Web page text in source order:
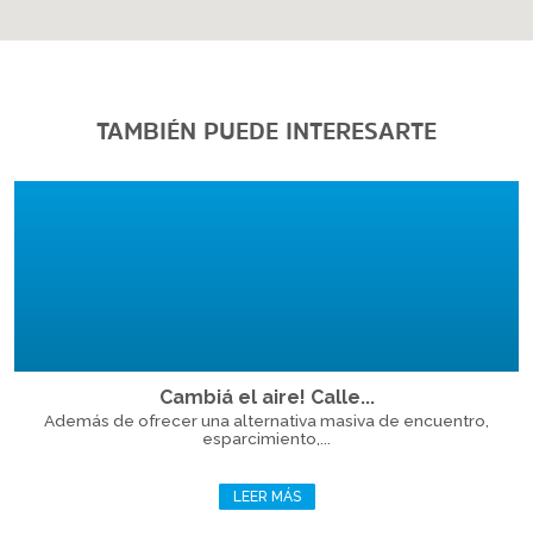
TAMBIÉN PUEDE INTERESARTE
Cambiá el aire! Calle...
Además de ofrecer una alternativa masiva de encuentro,
esparcimiento,...
LEER MÁS